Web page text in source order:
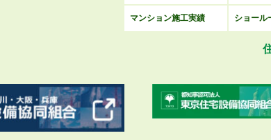
マンション施工実績 ショール